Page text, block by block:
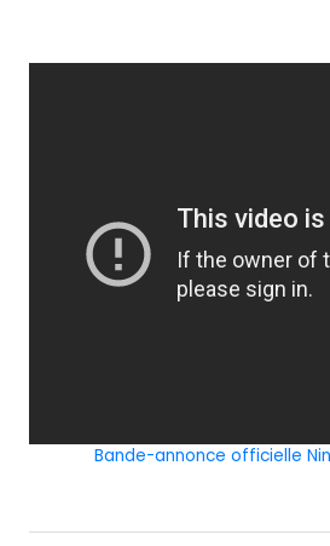
Bande-annonce officielle